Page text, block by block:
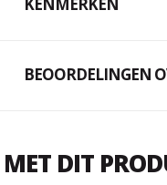
KENMERKEN
BEOORDELINGEN
MET DIT